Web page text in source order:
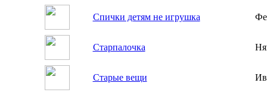
Спички детям не игрушка
Старпалочка
Старые вещи